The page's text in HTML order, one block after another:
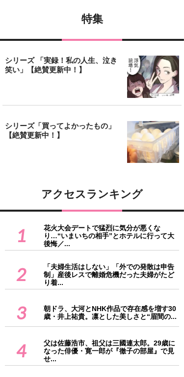
特集
シリーズ 「実録！私の人生、泣き
笑い」【絶賛更新中！】
シリーズ「買ってよかったもの」
【絶賛更新中！】
アクセスランキング
1
花火大会デートで猛烈に気分が悪くな
り…“いまいちの相手”とホテルに行って大
後悔／...
2
「夫婦生活はしない」「外での発散は申告
制」産後レスで離婚危機だった夫婦がたど
り着...
3
朝ドラ、大河とNHK作品で存在感を増す30
歳・井上祐貴。凛とした美しさと“眉間の...
4
父は佐藤浩市、祖父は三國連太郎。29歳に
なった俳優・寛一郎が『徹子の部屋』で見
せ...